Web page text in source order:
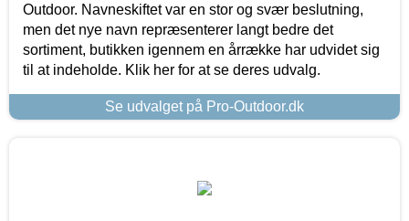
Outdoor. Navneskiftet var en stor og svær beslutning,
men det nye navn repræsenterer langt bedre det
sortiment, butikken igennem en årrække har udvidet sig
til at indeholde. Klik her for at se deres udvalg.
Se udvalget på Pro-Outdoor.dk